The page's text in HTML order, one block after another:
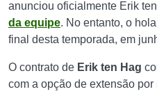
anunciou oficialmente Erik
da equipe. No entanto, o
final desta temporada, em
O contrato de Erik ten Hag
com a opção de extensão